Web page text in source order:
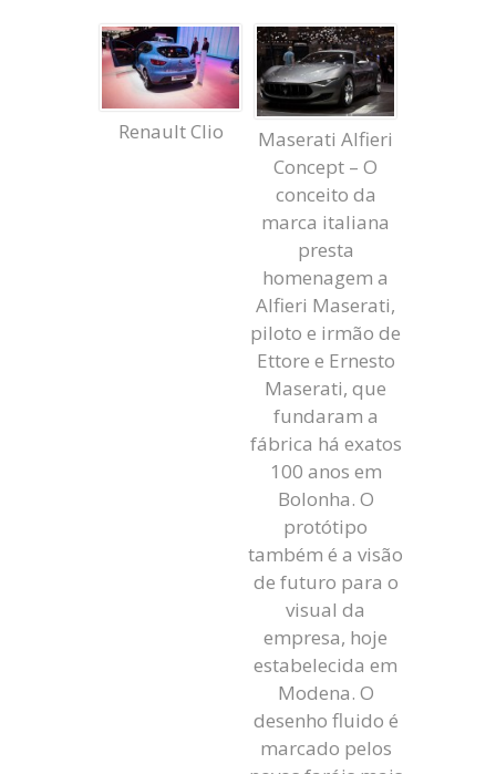
Renault Clio
Maserati Alfieri
Concept – O
conceito da
marca italiana
presta
homenagem a
Alfieri Maserati,
piloto e irmão de
Ettore e Ernesto
Maserati, que
fundaram a
fábrica há exatos
100 anos em
Bolonha. O
protótipo
também é a visão
de futuro para o
visual da
empresa, hoje
estabelecida em
Modena. O
desenho fluido é
marcado pelos